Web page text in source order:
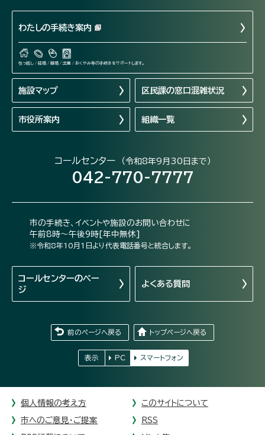
わたしの手続き案内
引っ越し / 結婚 / 離婚 / 出産 / おくやみ等の手続きをサポートします。
施設マップ 区民課の窓口混雑状況
市役所案内 組織一覧
コールセンター （令和8年9月30日まで）
042-770-7777
市の手続き、イベントや施設のお問い合わせに
午前8時～午後9時[年中無休]
※令和8年10月1日より代表電話番号と統合します。
コールセンターのペー
ジ
よくある質問
前のページへ戻る トップページへ戻る
表示 PC スマートフォン
個人情報の考え方 このサイトについて
市へのご意見・ご提案 RSS